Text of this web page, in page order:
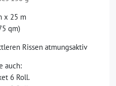
x 25 m
qm)
Rissen atmungsaktiv
auch:
6 Roll.